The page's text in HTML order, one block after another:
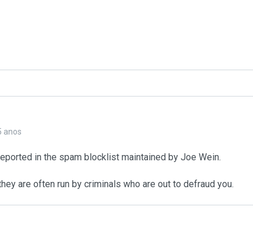
anos
in the spam blocklist maintained by Joe Wein.
are often run by criminals who are out to defraud you.